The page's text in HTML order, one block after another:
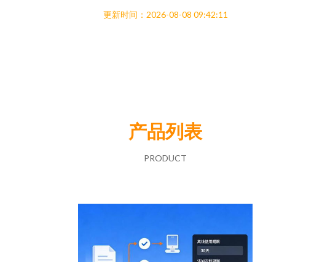
更新时间：2026-08-08 09:42:11
产品列表
PRODUCT